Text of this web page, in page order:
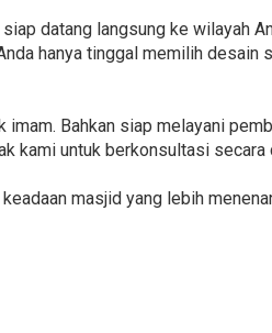
datang langsung ke wilayah
hanya tinggal memilih desain
Bahkan siap melayani
kami untuk berkonsultasi
masjid yang lebih